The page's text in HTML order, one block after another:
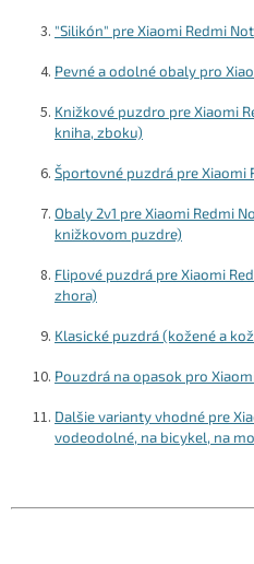
p
s
"Silikón" pre Xiaomi Redmi
Pevné a odolné obaly pro
Knižkové puzdro pre Xiaomi
kniha, zboku)
Športovné puzdrá pre Xiaomi
Obaly 2v1 pre Xiaomi Redmi
knižkovom puzdre)
Flipové puzdrá pre Xiaomi
zhora)
Klasické puzdrá (kožené a
Pouzdrá na opasok pro
Dalšie varianty vhodné pre
vodeodolné, na bicykel, na